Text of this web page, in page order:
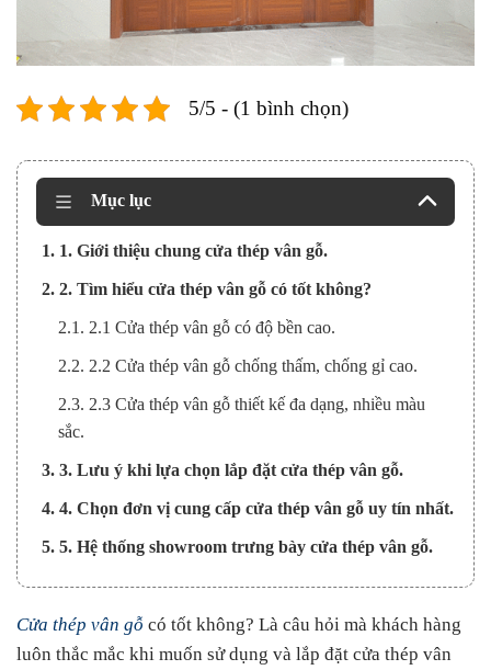
5/5 - (1 bình chọn)
Mục lục
1. 1. Giới thiệu chung cửa thép vân gỗ.
2. 2. Tìm hiểu cửa thép vân gỗ có tốt không?
2.1. 2.1 Cửa thép vân gỗ có độ bền cao.
2.2. 2.2 Cửa thép vân gỗ chống thấm, chống gỉ cao.
2.3. 2.3 Cửa thép vân gỗ thiết kế đa dạng, nhiều màu
sắc.
3. 3. Lưu ý khi lựa chọn lắp đặt cửa thép vân gỗ.
4. 4. Chọn đơn vị cung cấp cửa thép vân gỗ uy tín nhất.
5. 5. Hệ thống showroom trưng bày cửa thép vân gỗ.
Cửa thép vân gỗ có tốt không? Là câu hỏi mà khách hàng
luôn thắc mắc khi muốn sử dụng và lắp đặt cửa thép vân